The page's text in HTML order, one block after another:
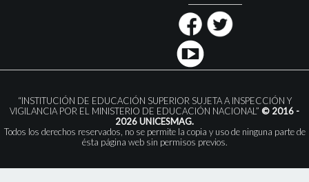
“INSTITUCIÓN DE EDUCACIÓN SUPERIOR SUJETA A INSPECCIÓN Y
VIGILANCIA POR EL MINISTERIO DE EDUCACIÓN NACIONAL” © 2016 -
2026 UNICESMAG.
Todos los derechos reservados, no se permite la copia y uso de ninguna parte de
ésta página web sin permisos previos.